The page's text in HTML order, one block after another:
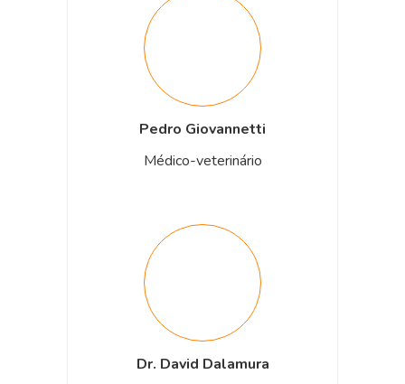
Pedro Giovannetti
Médico-veterinário
Dr. David Dalamura